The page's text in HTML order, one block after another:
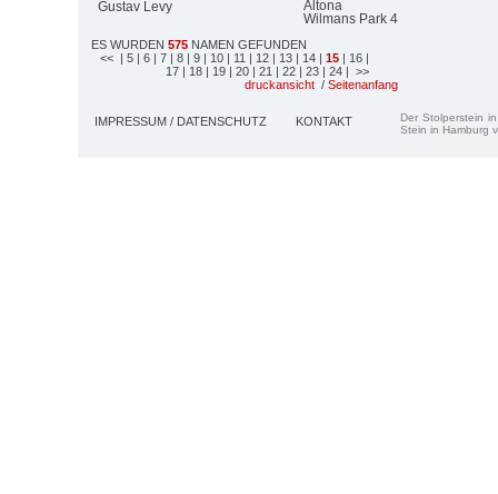
Gustav Levy
Altona
Wilmans Park 4
ES WURDEN 575 NAMEN GEFUNDEN
<< | 5 | 6 | 7 | 8 | 9 | 10 | 11 | 12 | 13 | 14 | 15 | 16 |
17 | 18 | 19 | 20 | 21 | 22 | 23 | 24 | >>
druckansicht / Seitenanfang
IMPRESSUM / DATENSCHUTZ KONTAKT
Der Stolperstein
Stein in Hamburg